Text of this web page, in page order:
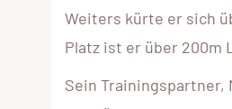
Weiters kürte er sich
Platz ist er über 200m
Sein Trainingspartner,